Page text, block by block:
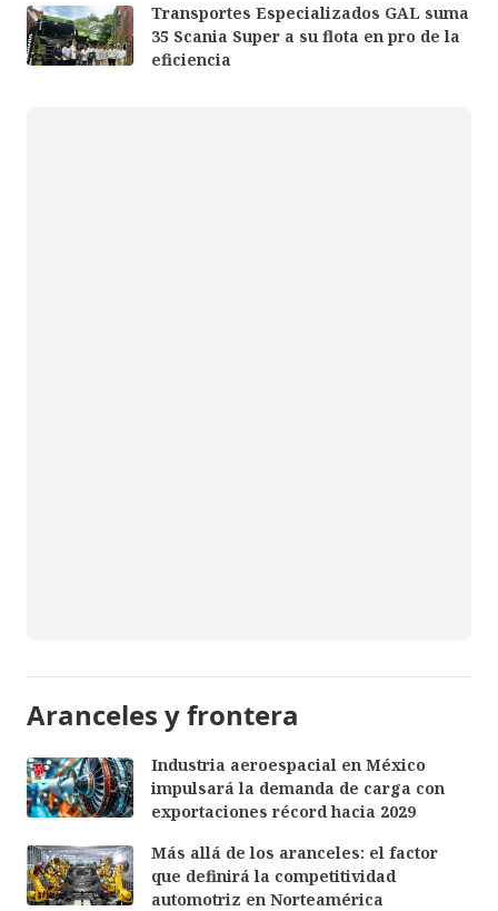
Transportes Especializados GAL suma
35 Scania Super a su flota en pro de la
eficiencia
Aranceles y frontera
Industria aeroespacial en México
impulsará la demanda de carga con
exportaciones récord hacia 2029
Más allá de los aranceles: el factor
que definirá la competitividad
automotriz en Norteamérica